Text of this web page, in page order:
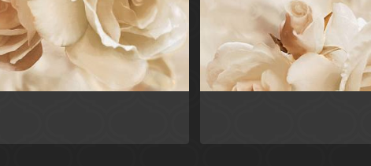
Бежевый
Россия
Розарио
Ceradim
Бежевый
Розарио
Ceradim